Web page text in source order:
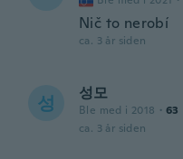
Nič to nerobí
ca. 3 år siden
성 성모
Ble med i 2018 · 63
ca. 3 år siden